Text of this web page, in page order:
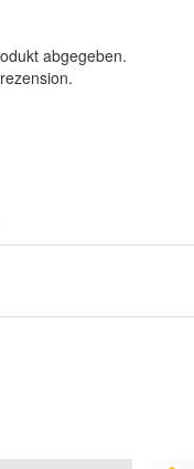
abgegeben.
.